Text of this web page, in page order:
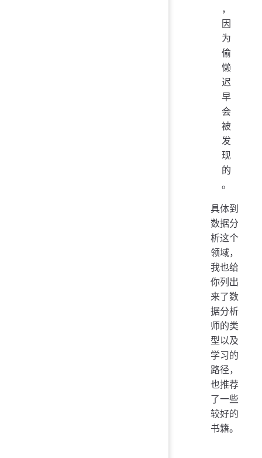
，
因
为
偷
懒
迟
早
会
被
发
现
的
。
具体到
数据分
析这个
领域，
我也给
你列出
来了数
据分析
师的类
型以及
学习的
路径，
也推荐
了一些
较好的
书籍。